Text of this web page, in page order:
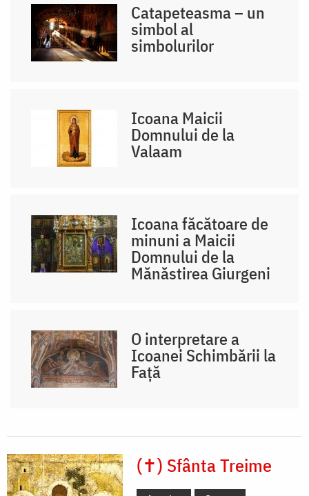
Catapeteasma – un
simbol al
simbolurilor
Icoana Maicii
Domnului de la
Valaam
Icoana făcătoare de
minuni a Maicii
Domnului de la
Mănăstirea Giurgeni
O interpretare a
Icoanei Schimbării la
Față
(✝) Sfânta Treime